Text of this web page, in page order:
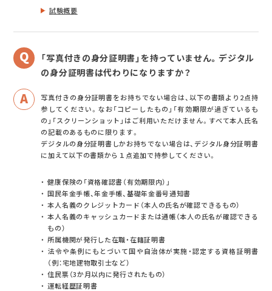
試験概要
「写真付きの身分証明書」を持っていません。デジタル
の身分証明書は代わりになりますか？
写真付きの身分証明書をお持ちでない場合は、以下の書類より2点持
参してください。なお「コピーしたもの」「有効期限が過ぎているも
の」「スクリーンショット」はご利用いただけません。すべて本人氏名
の記載のあるものに限ります。
デジタルの身分証明書しかお持ちでない場合は、デジタル身分証明書
に加えて以下の書類から１点追加で持参してください。
健康保険の「資格確認書（有効期限内）」
国民年金手帳、年金手帳、基礎年金番号通知書
本人名義のクレジットカード（本人の氏名が確認できるもの）
本人名義のキャッシュカードまたは通帳（本人の氏名が確認できる
もの）
所属機関が発行した在職・在籍証明書
法令や条例にもとづいて国や自治体が実施・認定する資格証明書
（例：宅地建物取引士など）
住民票（3か月以内に発行されたもの）
運転経歴証明書